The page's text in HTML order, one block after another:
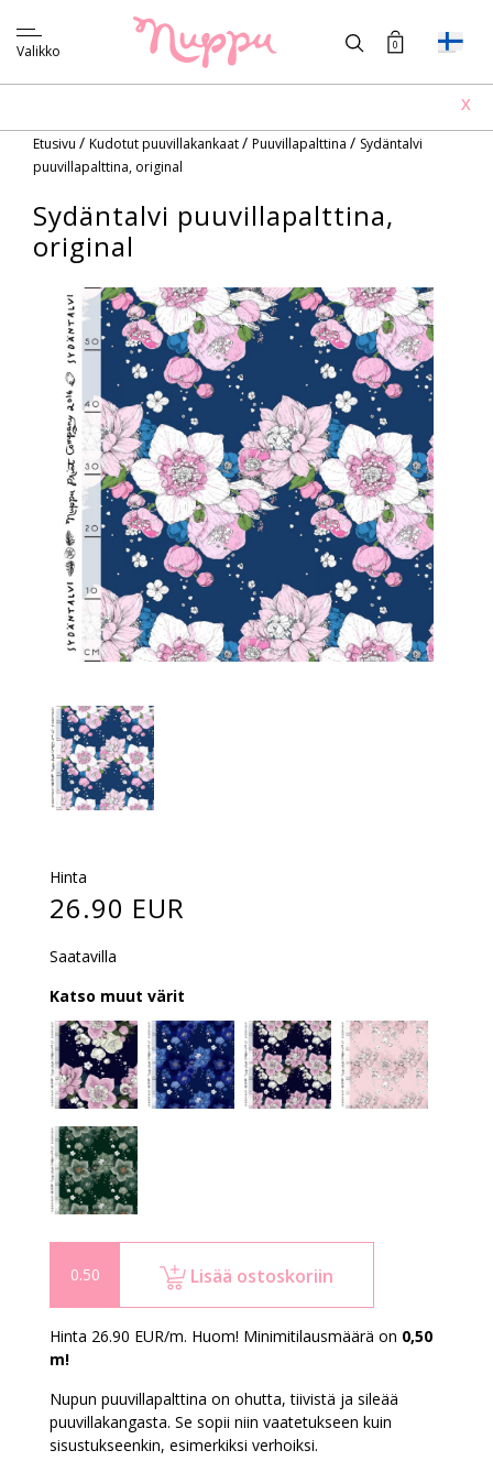
Valikko 0
X
Etusivu / Kudotut puuvillakankaat/ Puuvillapalttina / Sydäntalvi
puuvillapalttina, original
Sydäntalvi puuvillapalttina,
original
Hinta
26.90 EUR
Saatavilla
Katso muut värit
Lisää ostoskoriin
Hinta 26.90 EUR/m. Huom! Minimitilausmäärä on 0,50
m!
Nupun puuvillapalttina on ohutta, tiivistä ja sileää
puuvillakangasta. Se sopii niin vaatetukseen kuin
sisustukseenkin, esimerkiksi verhoiksi.